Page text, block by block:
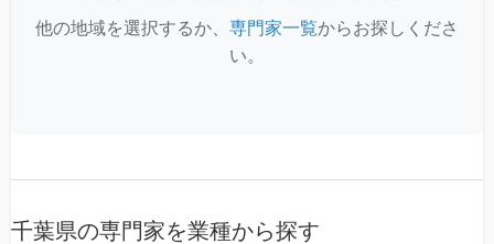
他の地域を選択するか、 専門家一覧からお探しくださ
い。
千葉県の専門家を業種から探す